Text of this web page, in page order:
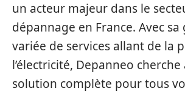
un acteur majeur dans le
dépannage en France. Avec sa
variée de services allant de la
l’électricité, Depanneo
solution complète pour tous